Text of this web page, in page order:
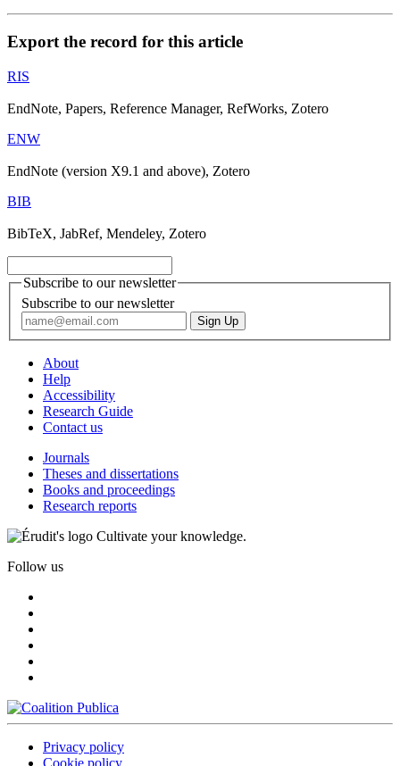
Export the record for this article
RIS
EndNote, Papers, Reference Manager, RefWorks, Zotero
ENW
EndNote (version X9.1 and above), Zotero
BIB
BibTeX, JabRef, Mendeley, Zotero
Subscribe to our newsletter
Subscribe to our newsletter
About
Help
Accessibility
Research Guide
Contact us
Journals
Theses and dissertations
Books and proceedings
Research reports
Cultivate your knowledge.
Follow us
Privacy policy